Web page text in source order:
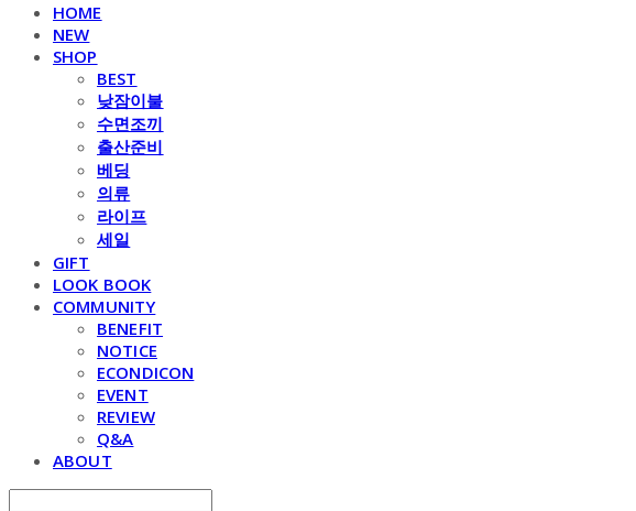
HOME
NEW
SHOP
BEST
낮잠이불
수면조끼
출산준비
베딩
의류
라이프
세일
GIFT
LOOK BOOK
COMMUNITY
BENEFIT
NOTICE
ECONDICON
EVENT
REVIEW
Q&A
ABOUT